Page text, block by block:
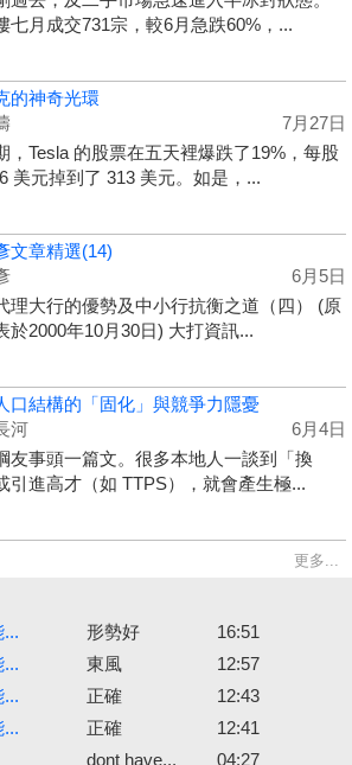
七月成交731宗，較6月急跌60%，...
的神奇光環
7月27日
，Tesla 的股票在五天裡爆跌了19%，每股
美元掉到了 313 美元。如是，...
文章精選(14)
6月5日
理大行的優勢及中小行抗衡之道（四） (原
於2000年10月30日) 大打資訊...
口結構的「固化」與競爭力隱憂
河
6月4日
友事頭一篇文。很多本地人一談到「換
引進高才（如 TTPS），就會產生極...
更多...
形勢好
16:51
東風
12:57
正確
12:43
正確
12:41
dont have...
04:27